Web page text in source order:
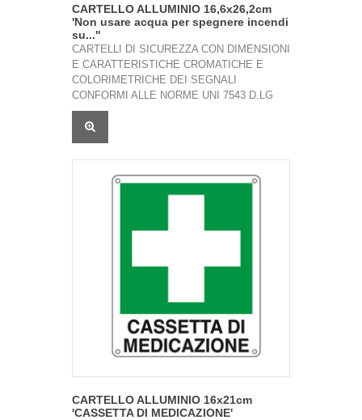
CARTELLO ALLUMINIO 16,6x26,2cm
'Non usare acqua per spegnere incendi
su..."
CARTELLI DI SICUREZZA CON DIMENSIONI
E CARATTERISTICHE CROMATICHE E
COLORIMETRICHE DEI SEGNALI
CONFORMI ALLE NORME UNI 7543 D.LG
CARTELLO ALLUMINIO 16x21cm
'CASSETTA DI MEDICAZIONE'